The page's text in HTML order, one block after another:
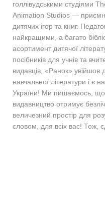
голлівудськими студіями
Animation Studios —
дитячих ігор та книг.
найкращими, а багато
асортимент дитячої
посібників для учнів та
видавців, «Ранок» увійшов
навчальної літератури і є
України! Ми пишаємось, що
видавництво отримує
величезний простір для
словом, для всіх вас! Тож,